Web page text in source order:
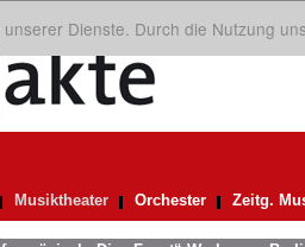
Dienste. Durch die Nutzung
Musiktheater Orchester Zeitg.